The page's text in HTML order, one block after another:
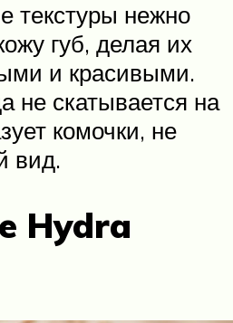
текстуры нежно
губ, делая их
и красивыми.
не скатывается на
комочки, не
вид.
Hydra